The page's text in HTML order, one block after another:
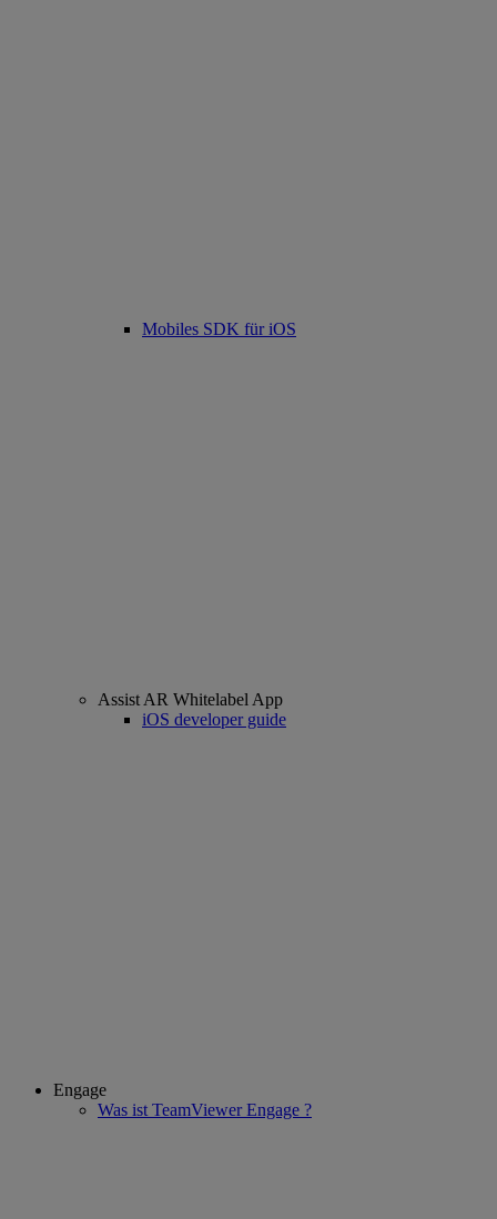
Mobiles SDK für iOS
Assist AR Whitelabel App
iOS developer guide
Engage
Was ist TeamViewer Engage ?